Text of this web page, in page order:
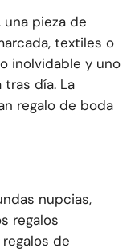
pieza de
textiles o
inolvidable y uno
día. La
regalo de boda
nupcias,
regalos
de